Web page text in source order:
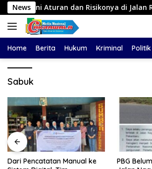
Langsung
ke
konten
Newsdan Risikonya di Jalan Raya
Home Berita Hukum Kriminal Politik
Sabuk
Dari Pencatatan Manual ke
PBG